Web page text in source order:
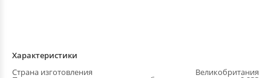
Характеристики
Страна изготовления
Великобритания